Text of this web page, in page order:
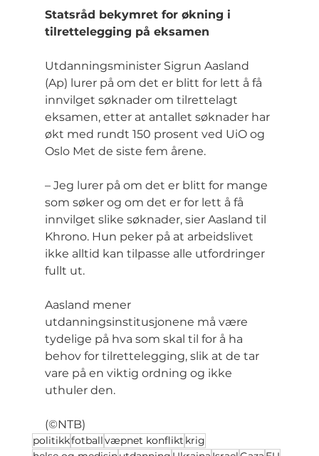
Statsråd bekymret for økning i
tilrettelegging på eksamen
Utdanningsminister Sigrun Aasland
(Ap) lurer på om det er blitt for lett å få
innvilget søknader om tilrettelagt
eksamen, etter at antallet søknader har
økt med rundt 150 prosent ved UiO og
Oslo Met de siste fem årene.
– Jeg lurer på om det er blitt for mange
som søker og om det er for lett å få
innvilget slike søknader, sier Aasland til
Khrono. Hun peker på at arbeidslivet
ikke alltid kan tilpasse alle utfordringer
fullt ut.
Aasland mener
utdanningsinstitusjonene må være
tydelige på hva som skal til for å ha
behov for tilrettelegging, slik at de tar
vare på en viktig ordning og ikke
uthuler den.
(©NTB)
politikkfotballvæpnet konflikt krig